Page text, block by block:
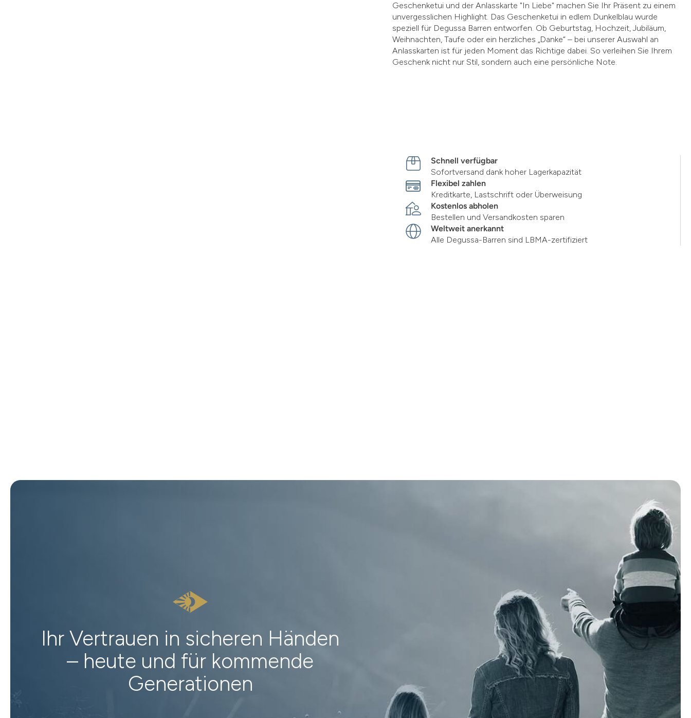
Geschenketui und der Anlasskarte "In Liebe" machen Sie Ihr Präsent zu einem
unvergesslichen Highlight. Das Geschenketui in edlem Dunkelblau wurde
speziell für Degussa Barren entworfen. Ob Geburtstag, Hochzeit, Jubiläum,
Weihnachten, Taufe oder ein herzliches „Danke“ – bei unserer Auswahl an
Anlasskarten ist für jeden Moment das Richtige dabei. So verleihen Sie Ihrem
Geschenk nicht nur Stil, sondern auch eine persönliche Note.
Schnell verfügbar
Sofortversand dank hoher Lagerkapazität
Flexibel zahlen
Kreditkarte, Lastschrift oder Überweisung
Kostenlos abholen
Bestellen und Versandkosten sparen
Weltweit anerkannt
Alle Degussa-Barren sind LBMA-zertifiziert
Ihr Vertrauen in sicheren Händen
– heute und für kommende
Generationen